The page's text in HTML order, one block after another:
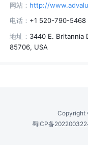
网站： http://
电话： +1 520-790-5468
地址： 3440 E. Britannia
85706, USA
Copyright
蜀ICP备